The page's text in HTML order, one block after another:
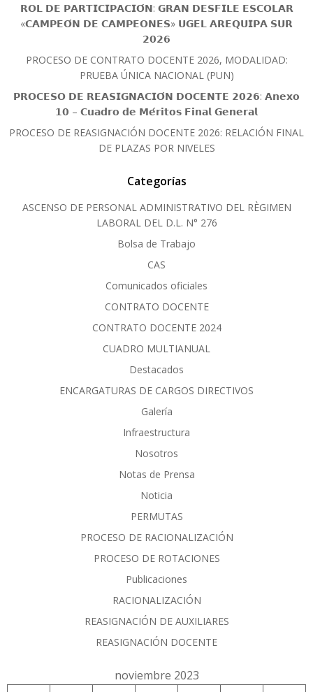
𝗥𝗢𝗟 𝗗𝗘 𝗣𝗔𝗥𝗧𝗜𝗖𝗜𝗣𝗔𝗖𝗜𝗢́𝗡: 𝗚𝗥𝗔𝗡 𝗗𝗘𝗦𝗙𝗜𝗟𝗘 𝗘𝗦𝗖𝗢𝗟𝗔𝗥
«𝗖𝗔𝗠𝗣𝗘𝗢́𝗡 𝗗𝗘 𝗖𝗔𝗠𝗣𝗘𝗢𝗡𝗘𝗦» 𝗨𝗚𝗘𝗟 𝗔𝗥𝗘𝗤𝗨𝗜𝗣𝗔 𝗦𝗨𝗥
𝟮𝟬𝟮𝟲
PROCESO DE CONTRATO DOCENTE 2026, MODALIDAD:
PRUEBA ÚNICA NACIONAL (PUN)
𝗣𝗥𝗢𝗖𝗘𝗦𝗢 𝗗𝗘 𝗥𝗘𝗔𝗦𝗜𝗚𝗡𝗔𝗖𝗜𝗢́𝗡 𝗗𝗢𝗖𝗘𝗡𝗧𝗘 𝟮𝟬𝟮𝟲: 𝗔𝗻𝗲𝘅𝗼
𝟭𝟬 – 𝗖𝘂𝗮𝗱𝗿𝗼 𝗱𝗲 𝗠𝗲́𝗿𝗶𝘁𝗼𝘀 𝗙𝗶𝗻𝗮𝗹 𝗚𝗲𝗻𝗲𝗿𝗮𝗹
PROCESO DE REASIGNACIÓN DOCENTE 2026: RELACIÓN FINAL
DE PLAZAS POR NIVELES
Categorías
ASCENSO DE PERSONAL ADMINISTRATIVO DEL RÈGIMEN
LABORAL DEL D.L. N° 276
Bolsa de Trabajo
CAS
Comunicados oficiales
CONTRATO DOCENTE
CONTRATO DOCENTE 2024
CUADRO MULTIANUAL
Destacados
ENCARGATURAS DE CARGOS DIRECTIVOS
Galería
Infraestructura
Nosotros
Notas de Prensa
Noticia
PERMUTAS
PROCESO DE RACIONALIZACIÓN
PROCESO DE ROTACIONES
Publicaciones
RACIONALIZACIÓN
REASIGNACIÓN DE AUXILIARES
REASIGNACIÓN DOCENTE
noviembre 2023